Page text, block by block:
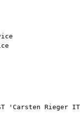
'Carsten